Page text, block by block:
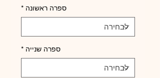
ספרה ראשונה *
ספרה שנייה *